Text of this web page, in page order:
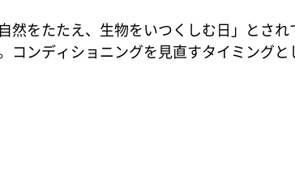
然をたたえ、生物をいつくしむ日」とさ
コンディショニングを見直すタイミングと